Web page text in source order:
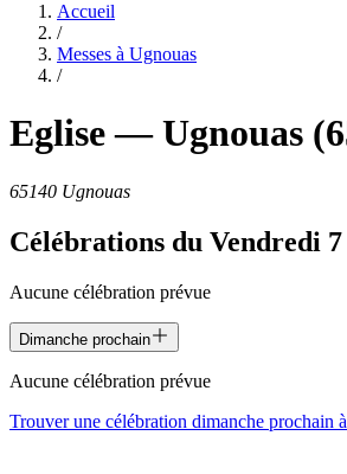
Accueil
/
Messes à Ugnouas
/
Eglise—Ugnouas
65140 Ugnouas
Célébrations du Vendredi
Aucune célébration prévue
Dimanche prochain
Aucune célébration prévue
Trouver une célébration dimanche prochain à